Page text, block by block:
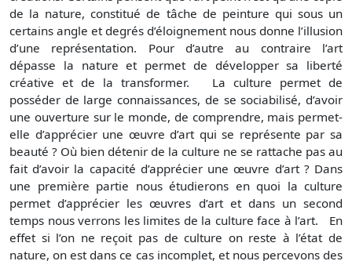
de la nature, constitué de tâche de peinture qui sous un
certains angle et degrés d’éloignement nous donne l’illusion
d’une représentation. Pour d’autre au contraire l’art
dépasse la nature et permet de développer sa liberté
créative et de la transformer. La culture permet de
posséder de large connaissances, de se sociabilisé, d’avoir
une ouverture sur le monde, de comprendre, mais permet-
elle d’apprécier une œuvre d’art qui se représente par sa
beauté ? Où bien détenir de la culture ne se rattache pas au
fait d’avoir la capacité d’apprécier une œuvre d’art ? Dans
une première partie nous étudierons en quoi la culture
permet d’apprécier les œuvres d’art et dans un second
temps nous verrons les limites de la culture face à l’art. En
effet si l’on ne reçoit pas de culture on reste à l’état de
nature, on est dans ce cas incomplet, et nous percevons des